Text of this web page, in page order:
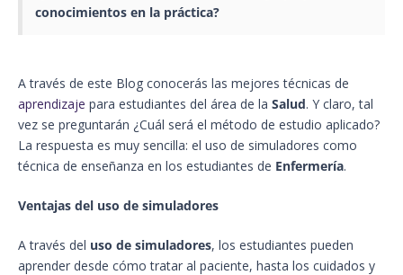
conocimientos en la práctica?
A través de este Blog conocerás las mejores técnicas de
aprendizaje para estudiantes del área de la Salud. Y claro, tal
vez se preguntarán ¿Cuál será el método de estudio aplicado?
La respuesta es muy sencilla: el uso de simuladores como
técnica de enseñanza en los estudiantes de Enfermería.
Ventajas del uso de simuladores
A través del uso de simuladores, los estudiantes pueden
aprender desde cómo tratar al paciente, hasta los cuidados y